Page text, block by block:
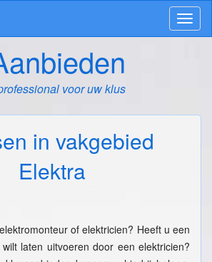
voor uw klus
in vakgebied
Elektra
of elektricien? Heeft u een
laten uitvoeren door een elektricien?